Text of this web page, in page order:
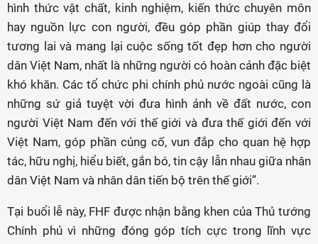
hình thức vật chất, kinh nghiệm, kiến thức chuyên môn
hay nguồn lực con người, đều góp phần giúp thay đổi
tương lai và mang lại cuộc sống tốt đẹp hơn cho người
dân Việt Nam, nhất là những người có hoàn cảnh đặc biệt
khó khăn. Các tổ chức phi chính phủ nước ngoài cũng là
những sứ giả tuyệt vời đưa hình ảnh về đất nước, con
người Việt Nam đến với thế giới và đưa thế giới đến với
Việt Nam, góp phần củng cố, vun đắp cho quan hệ hợp
tác, hữu nghị, hiểu biết, gắn bó, tin cậy lẫn nhau giữa nhân
dân Việt Nam và nhân dân tiến bộ trên thế giới”.
Tại buổi lễ này, FHF được nhận bằng khen của Thủ tướng
Chính phủ vì những đóng góp tích cực trong lĩnh vực